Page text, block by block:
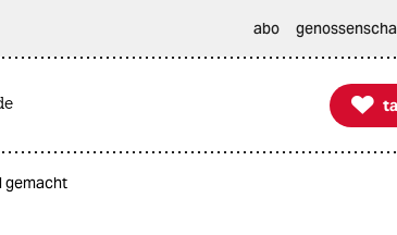
abo

taz
gemacht